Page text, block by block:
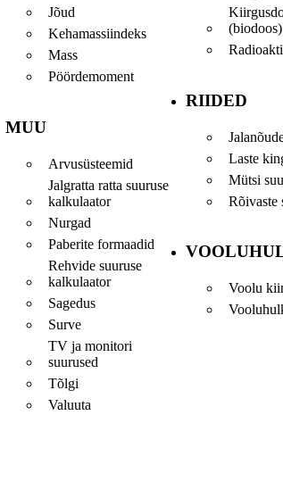
Jõud
Kehamassiindeks
Mass
Pöördemoment
MUU
Arvusüsteemid
Jalgratta ratta suuruse
kalkulaator
Nurgad
Paberite formaadid
Rehvide suuruse
kalkulaator
Sagedus
Surve
TV ja monitori
suurused
Tõlgi
Valuuta
(biodoos)
RIIDED
Laste
Mütsi
Rõivaste
Voolu